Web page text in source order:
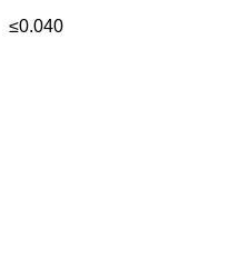
≤0.040